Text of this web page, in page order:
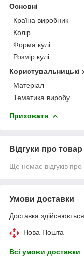
Основні
Країна виробник
Колір
Форма кулі
Розмір кулі
Користувальницькі
Матеріал
Тематика виробу
Приховати
Відгуки про товар
Ще немає відгуків
Умови доставки
Доставка
Нова Пошта
Всі умови доставки